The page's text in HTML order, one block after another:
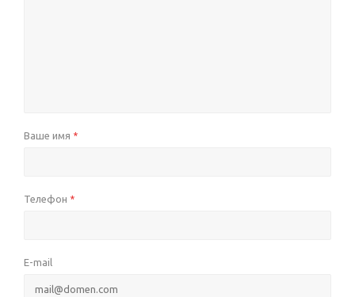
Ваше имя *
Телефон *
E-mail